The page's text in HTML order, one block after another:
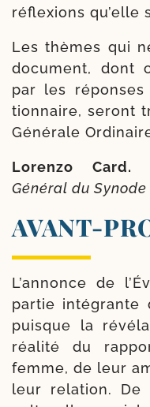
réflexions qu’elle
Les thèmes qui
docu­ment, dont
par les
tion­naire, seront
Générale
Lorenzo
Général du
AVANT-​
L’annonce de
par­tie inté­grante
puisque la
réa­li­té du
femme, de leur
leur rela­tion. De